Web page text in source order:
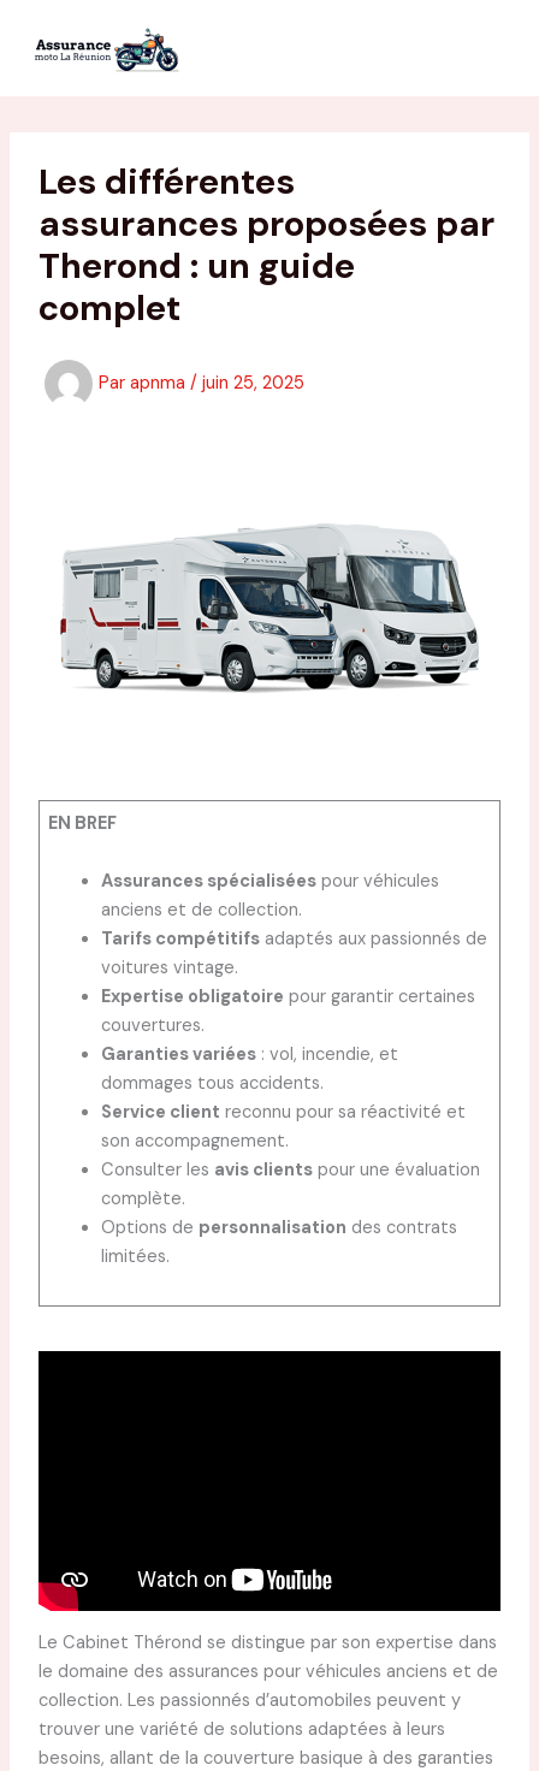
Les différentes
assurances proposées par
Therond : un guide
complet
Par apnma / juin 25, 2025
EN BREF
Assurances spécialiséespour véhicules
anciens et de collection.
Tarifs compétitifsadaptés aux passionnés de
voitures vintage.
Expertise obligatoire pour garantir certaines
couvertures.
Garanties variées: vol, incendie, et
dommages tous accidents.
Service client reconnu pour sa réactivité et
son accompagnement.
Consulter les avis clientspour une évaluation
complète.
Options de personnalisation des contrats
limitées.
Le Cabinet Thérond se distingue par son expertise dans
le domaine des assurances pour véhicules anciens et de
collection. Les passionnés d’automobiles peuvent y
trouver une variété de solutions adaptées à leurs
besoins, allant de la couverture basique à des garanties